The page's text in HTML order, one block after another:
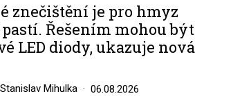
znečištění je pro hmyz
Řešením mohou být
LED diody, ukazuje nová
Stanislav Mihulka 06.08.2026